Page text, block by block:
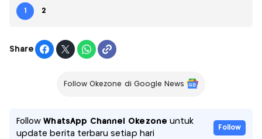
1 2
Share
Follow Okezone di Google News
FollowWhatsApp Channel Okezone untuk
update berita terbaru setiap hari
Follow